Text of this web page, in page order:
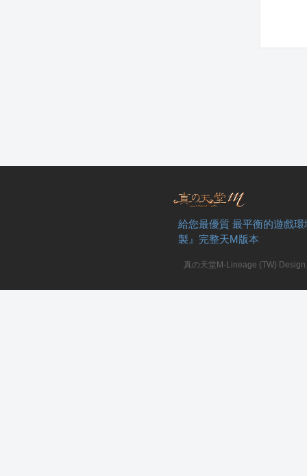
給您最優質 最平衡的遊戲
製』完整天M版本
真の天堂M-Lineage (TW)